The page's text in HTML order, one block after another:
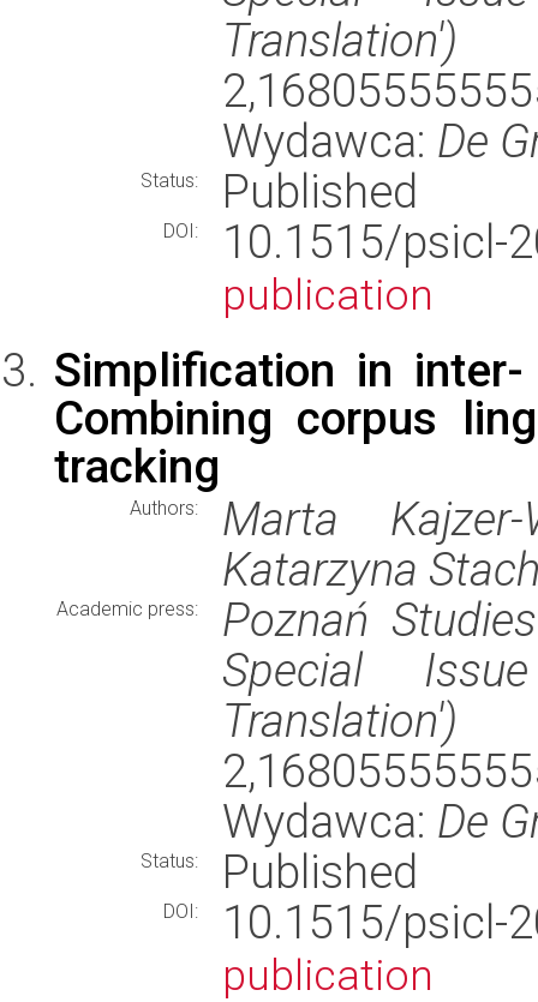
Translation')
Wydawca: De
Status: Published
DOI: 10.1515/
publication
Simplification in
Combining corpus
tracking
Authors:
Marta Kajzer-
Katarzyna
Academic press:
Poznań
Special
Translation')
Wydawca: De
Status: Published
DOI: 10.1515/
publication